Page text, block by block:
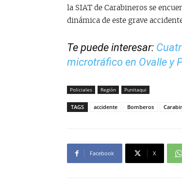
la SIAT de Carabineros se
dinámica de este grave
Te puede interesar:
microtráfico en Ovalle y
Policiales Región Punitaqui
TAGS accidente Bomberos
Facebook X